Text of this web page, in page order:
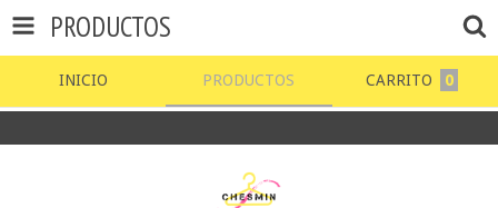
PRODUCTOS
INICIO PRODUCTOS CARRITO 0